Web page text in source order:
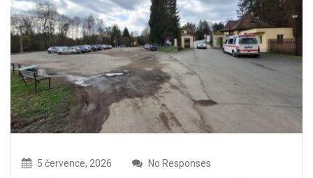
5 července, 2026 No Responses